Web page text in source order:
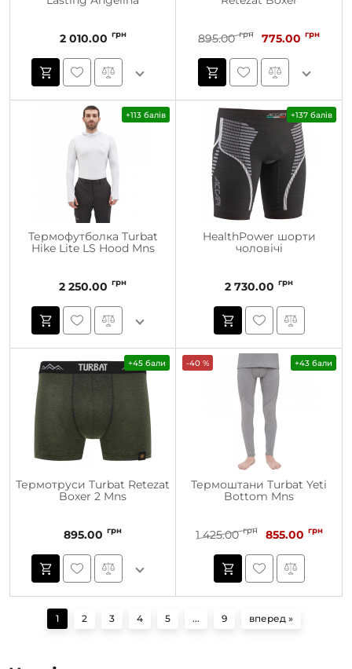
2 010.00 грн 895.00 грн 775.00 грн
+113 балів
Термофутболка Turbat
Hike Lite LS Hood Mns
2 250.00 грн
+137 балів
HealthPower шорти
чоловічі
2 730.00 грн
+45 бали
Термотруси Turbat Retezat
Boxer 2 Mns
895.00 грн
-40 % +43 бали
Термоштани Turbat Yeti
Bottom Mns
1 425.00 грн 855.00 грн
1 2 3 4 5 ... 9 вперед »